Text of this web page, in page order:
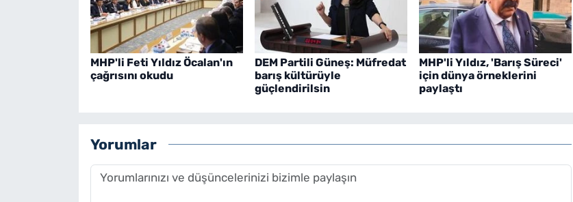
MHP'li Feti Yıldız Öcalan'ın
çağrısını okudu
DEM Partili Güneş: Müfredat
barış kültürüyle
güçlendirilsin
MHP'li Yıldız, 'Barış Süreci'
için dünya örneklerini
paylaştı
Yorumlar